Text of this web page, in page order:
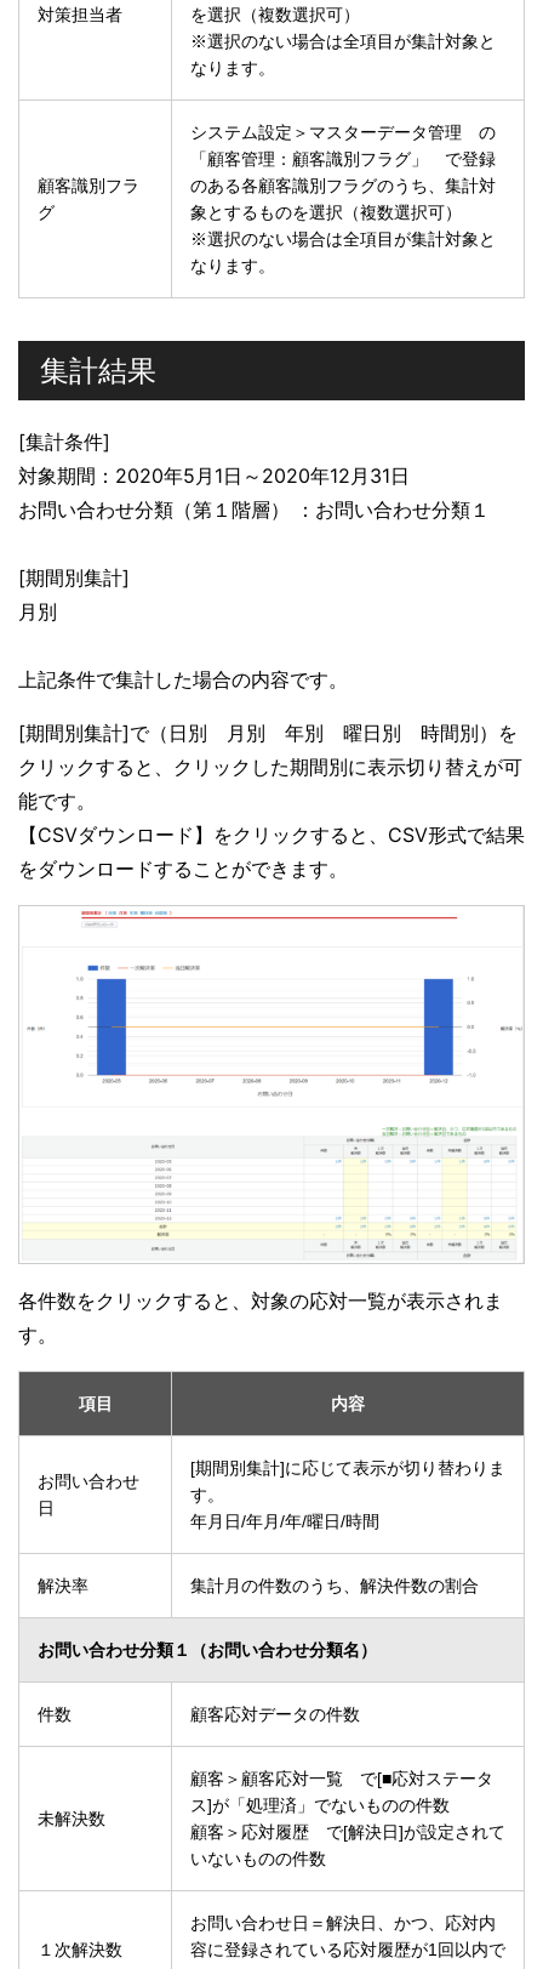
対策担当者
を選択（複数選択可）
※選択のない場合は全項目が集計対象と
なります。
顧客識別フラ
グ
システム設定＞マスターデータ管理 の
「顧客管理：顧客識別フラグ」 で登録
のある各顧客識別フラグのうち、集計対
象とするものを選択（複数選択可）
※選択のない場合は全項目が集計対象と
なります。
集計結果
[集計条件]
対象期間：2020年5月1日～2020年12月31日
お問い合わせ分類（第１階層） ：お問い合わせ分類１
[期間別集計]
月別
上記条件で集計した場合の内容です。
[期間別集計]で（日別 月別 年別 曜日別 時間別）を
クリックすると、クリックした期間別に表示切り替えが可
能です。
【CSVダウンロード】をクリックすると、CSV形式で結果
をダウンロードすることができます。
各件数をクリックすると、対象の応対一覧が表示されま
す。
項目 内容
お問い合わせ
日
[期間別集計]に応じて表示が切り替わりま
す。
年月日/年月/年/曜日/時間
解決率 集計月の件数のうち、解決件数の割合
お問い合わせ分類１（お問い合わせ分類名）
件数 顧客応対データの件数
未解決数
顧客＞顧客応対一覧 で[■応対ステータ
ス]が「処理済」でないものの件数
顧客＞応対履歴 で[解決日]が設定されて
いないものの件数
１次解決数
お問い合わせ日＝解決日、かつ、応対内
容に登録されている応対履歴が1回以内で